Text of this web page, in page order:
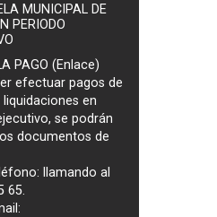
MUNICIPAL DE
PERIODO
PAGO (Enlace)
efectuar pagos de
en
, se podrán
documentos de
llamando al
65.